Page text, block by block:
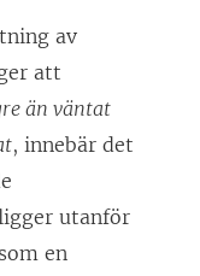
av
att
än väntat
, innebär det
utanför
en